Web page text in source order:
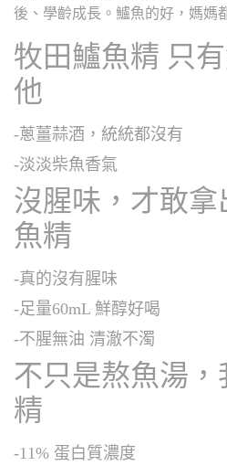
後、學齡成長。鱸魚的好，媽媽
牧田鱸魚精 只
他
-蔥薑蒜酒，統統都沒有
-淡淡柴魚香氣
沒腥味，才敢拿
魚精
-真的沒有腥味
-足量60mL 鮮醇好喝
-不腥無油 清澈不濁
不只是熬魚湯，
精
-11% 蛋白質濃度